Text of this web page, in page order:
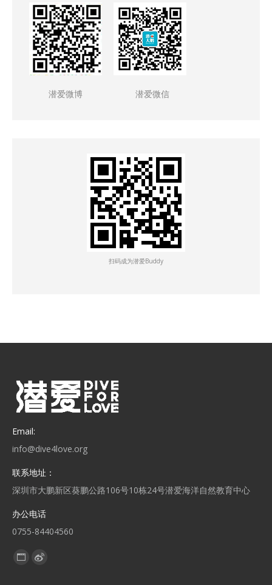
潜爱微博 潜爱微信
扫码成为潜爱Buddy
Email:
info@dive4love.org
联系地址：
深圳市大鹏新区葵鹏公路106号10栋24号潜爱海洋自然教育中心
办公电话
0755-84404560
找到我们：